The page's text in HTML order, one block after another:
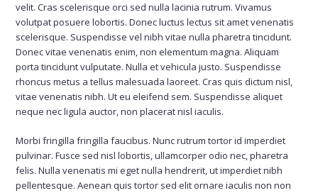
velit. Cras scelerisque orci sed nulla lacinia rutrum. Vivamus
volutpat posuere lobortis. Donec luctus lectus sit amet venenatis
scelerisque. Suspendisse vel nibh vitae nulla pharetra tincidunt.
Donec vitae venenatis enim, non elementum magna. Aliquam
porta tincidunt vulputate. Nulla et vehicula justo. Suspendisse
rhoncus metus a tellus malesuada laoreet. Cras quis dictum nisl,
vitae venenatis nibh. Ut eu eleifend sem. Suspendisse aliquet
neque nec ligula auctor, non placerat nisl iaculis.
Morbi fringilla fringilla faucibus. Nunc rutrum tortor id imperdiet
pulvinar. Fusce sed nisl lobortis, ullamcorper odio nec, pharetra
felis. Nulla venenatis mi eget nulla hendrerit, ut imperdiet nibh
pellentesque. Aenean quis tortor sed elit ornare iaculis non non